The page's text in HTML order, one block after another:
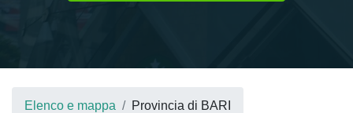
Elenco e mappa Provincia di BARI